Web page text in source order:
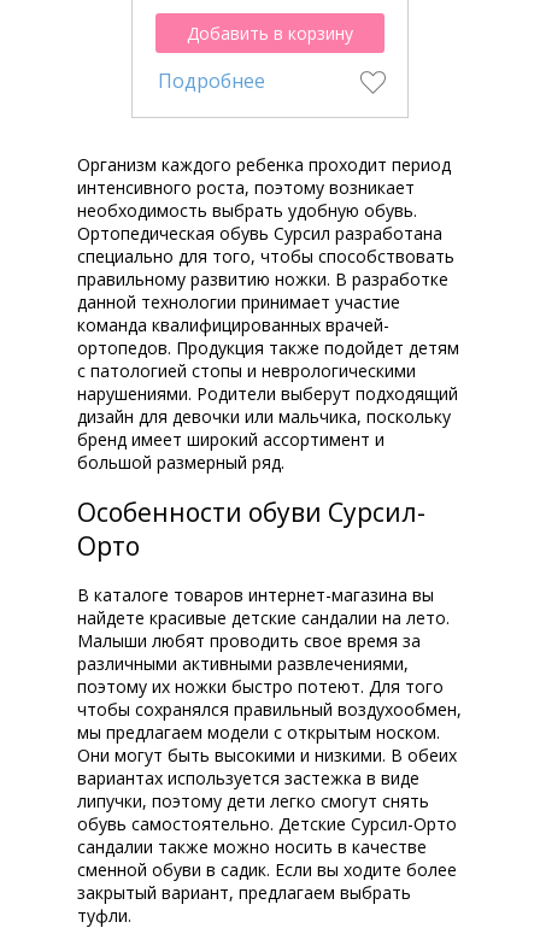
Добавить в корзину
Подробнее
Организм каждого ребенка проходит период
интенсивного роста, поэтому возникает
необходимость выбрать удобную обувь.
Ортопедическая обувь Сурсил разработана
специально для того, чтобы способствовать
правильному развитию ножки. В разработке
данной технологии принимает участие
команда квалифицированных врачей-
ортопедов. Продукция также подойдет детям
с патологией стопы и неврологическими
нарушениями. Родители выберут подходящий
дизайн для девочки или мальчика, поскольку
бренд имеет широкий ассортимент и
большой размерный ряд.
Особенности обуви Сурсил-
Орто
В каталоге товаров интернет-магазина вы
найдете красивые детские сандалии на лето.
Малыши любят проводить свое время за
различными активными развлечениями,
поэтому их ножки быстро потеют. Для того
чтобы сохранялся правильный воздухообмен,
мы предлагаем модели с открытым носком.
Они могут быть высокими и низкими. В обеих
вариантах используется застежка в виде
липучки, поэтому дети легко смогут снять
обувь самостоятельно. Детские Сурсил-Орто
сандалии также можно носить в качестве
сменной обуви в садик. Если вы ходите более
закрытый вариант, предлагаем выбрать
туфли.